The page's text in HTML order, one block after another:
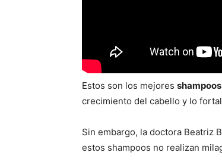
Estos son los mejores
crecimiento del cabello y lo
Sin embargo, la doctora Beatriz
estos shampoos no realizan